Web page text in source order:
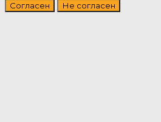
Согласен Не согласен